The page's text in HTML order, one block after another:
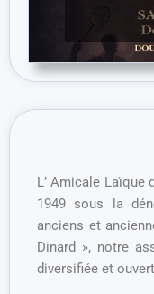
L’ Amicale Laïque
1949 sous la
anciens et
Dinard », notre
diversifiée et